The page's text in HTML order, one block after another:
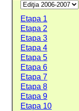
Etapa 1
Etapa 2
Etapa 3
Etapa 4
Etapa 5
Etapa 6
Etapa 7
Etapa 8
Etapa 9
Etapa 10